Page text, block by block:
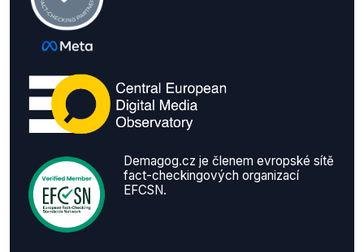
Demagog.cz je členem evropské sítě
fact-checkingových organizací
EFCSN.